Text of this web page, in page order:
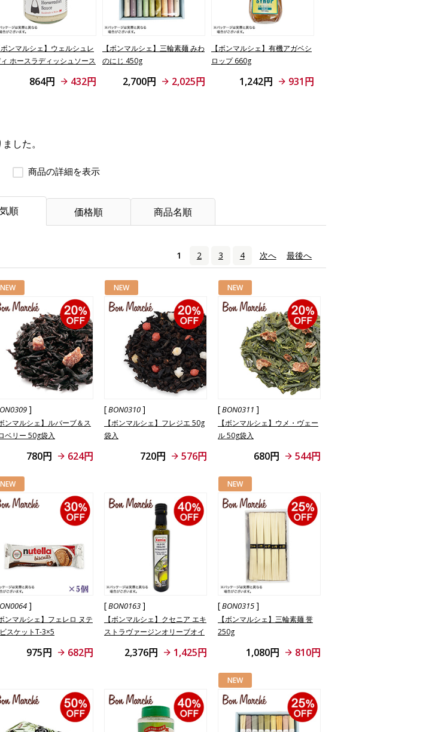
ボンマルシェ】ウェルシュレ
ホースラディッシュソース
864円 432円
【ボンマルシェ】三輪素麺 みわ
のにじ 450g
2,700円 2,025円
【ボンマルシェ】有機アガベシ
ロップ 660g
1,242円 931円
した。
商品の詳細を表示
順 価格順 商品名順
1 2 3 4 次へ 最後へ
NEW
]
ンマルシェ】ルバーブ＆ス
ベリー 50g袋入
780円 624円
NEW
[BON0310]
【ボンマルシェ】フレジエ 50g
袋入
720円 576円
NEW
[BON0311 ]
【ボンマルシェ】ウメ・ヴェー
ル 50g袋入
680円 544円
NEW
]
ンマルシェ】フェレロ ヌテ
スケットT-3×5
975円 682円
[BON0163]
【ボンマルシェ】クセニア エキ
ストラヴァージンオリーブオイ
2,376円 1,425円
NEW
[BON0315]
【ボンマルシェ】三輪素麺 誉
250g
1,080円 810円
NEW